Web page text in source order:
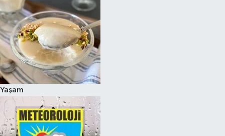
Yaşam